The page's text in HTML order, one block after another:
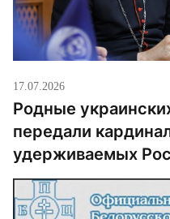
17.07.2026
Родные
передали
удерживаемых